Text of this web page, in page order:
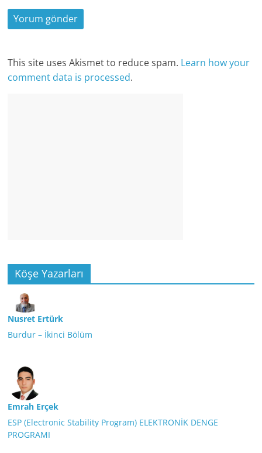
This site uses Akismet to reduce spam. Learn how your
comment data is processed.
Köşe Yazarları
Nusret Ertürk
Burdur – İkinci Bölüm
Emrah Erçek
ESP (Electronic Stability Program) ELEKTRONİK DENGE
PROGRAMI